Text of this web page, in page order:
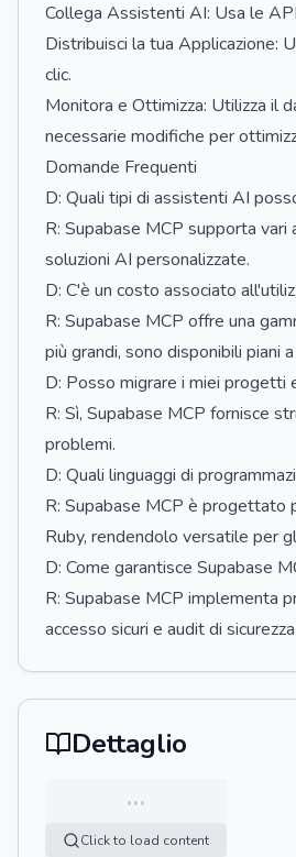
Collega Assistenti AI: Usa le
Distribuisci la tua Applicazione:
clic.
Monitora e Ottimizza: Utilizza il
necessarie modifiche per
Domande Frequenti
D: Quali tipi di assistenti AI
R: Supabase MCP supporta
soluzioni AI personalizzate.
D: C'è un costo associato
R: Supabase MCP offre una
più grandi, sono disponibili piani
D: Posso migrare i miei progetti
R: Sì, Supabase MCP fornisce
problemi.
D: Quali linguaggi di
R: Supabase MCP è progettato
Ruby, rendendolo versatile per
D: Come garantisce Supabase
R: Supabase MCP implementa
accesso sicuri e audit di
Dettaglio
…
Click to load content